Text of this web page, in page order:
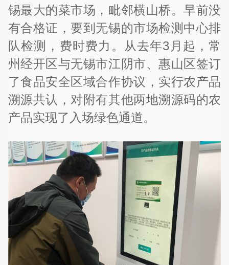
锡最大的菜市场，毗邻横山桥。早前没
有合格证，要到无锡的市场检测中心排
队检测，费时费力。从去年3月起，常
州经开区与无锡市江阴市、惠山区签订
了食品安全区域合作协议，实行农产品
溯源共认，对附有其他两地溯源码的农
产品实现了入场绿色通道。